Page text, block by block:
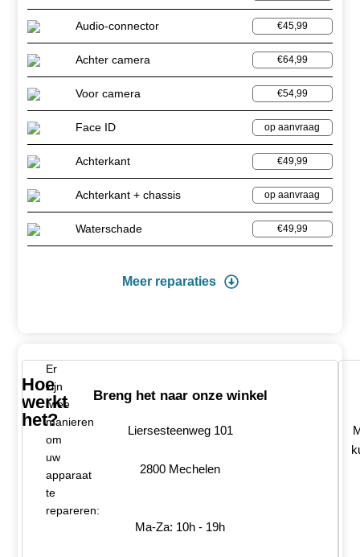
Audio-connector €45,99
Achter camera €64,99
Voor camera €54,99
Face ID op aanvraag
Achterkant €49,99
Achterkant + chassis op aanvraag
Waterschade €49,99
Meer reparaties
Hoe
werkt
het?
Er
zijn
twee
manieren
om
uw
apparaat
te
repareren:
Breng het naar onze winkel
Liersesteenweg 101
2800 Mechelen
Ma-Za: 10h - 19h